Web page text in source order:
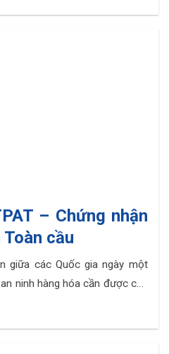
nhận FSSC 22000 ra đời với
– Chứng nhận
cầu
giữa các Quốc gia ngày một
ninh hàng hóa cần được chú
vì thế mà tiêu chuẩn CTPAT
thông quan hàng hóa trên